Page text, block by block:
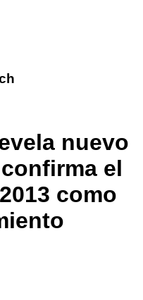
nuevo
el
como